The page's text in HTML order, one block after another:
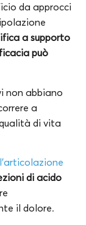
da approcci
a supporto
può
non abbiano
a
di vita
di acido
il dolore.